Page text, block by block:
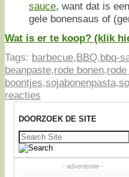
sauce, want dat is
gele bonensaus of
Wat is er te koop? (klik
Tags: barbecue,BBQ,bbq-
beanpaste,rode bonen,
boontjes,sojabonenpasta,
reacties
DOORZOEK DE SITE
Zoeken
naar:
- advertentie -